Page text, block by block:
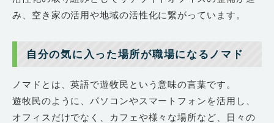
み、空き家の活用や地域の活性化に繋がっています。
自分の気に入った場所が職場になるノマド
ノマドとは、英語で遊牧民という意味の言葉です。
遊牧民のように、パソコンやスマートフォンを活用し、
オフィスだけでなく、カフェや様々な場所など、日々の